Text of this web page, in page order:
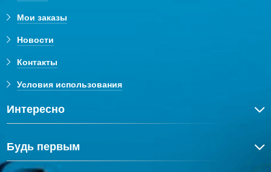
Мои заказы
Новости
Контакты
Условия использования
Интересно
Будь первым